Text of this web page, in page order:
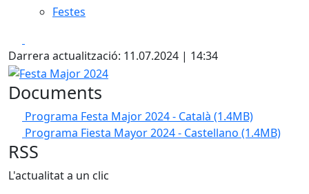
Festes
Darrera actualització: 11.07.2024 | 14:34
Festa Major 2024
Documents
Programa Festa Major 2024 - Català (1.4MB)
Programa Fiesta Mayor 2024 - Castellano (1.4MB)
RSS
L'actualitat a un clic